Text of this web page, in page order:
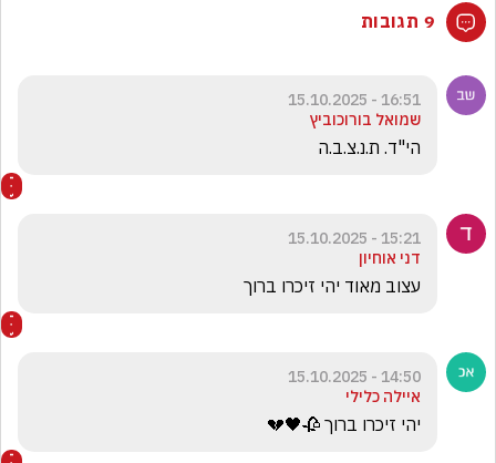
9 תגובות
16:51 - 15.10.2025
שמואל בורוכוביץ
הי"ד. ת.נ.צ.ב.ה
15:21 - 15.10.2025
דני אוחיון
עצוב מאוד יהי זיכרו ברוך
14:50 - 15.10.2025
איילה כלילי
יהי זיכרו ברוך 🥀🖤💔